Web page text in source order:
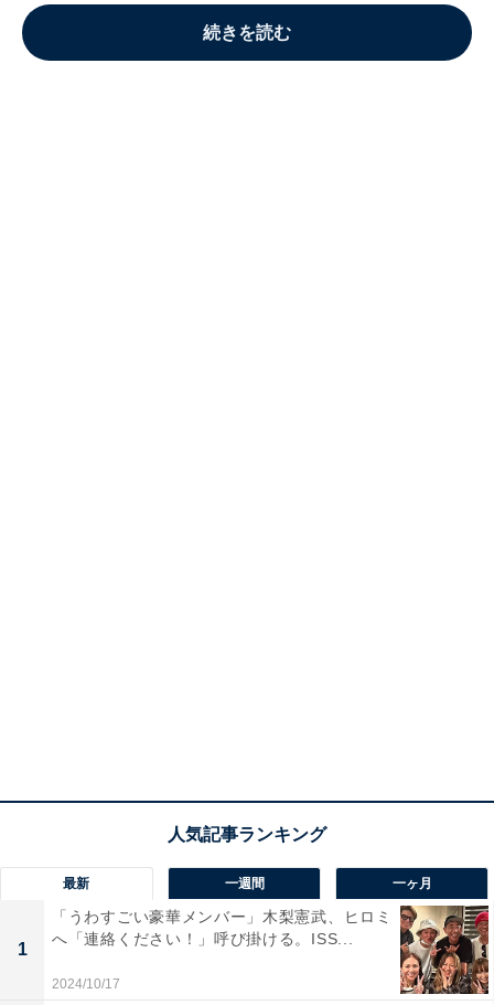
続きを読む
最新 一週間 一ヶ月
1
「うわすごい豪華メンバー」木梨憲武、ヒロミ
へ「連絡ください！」呼び掛ける。ISS...
2024/10/17